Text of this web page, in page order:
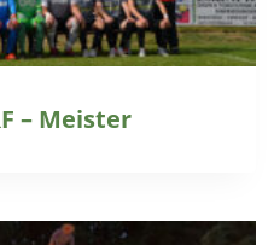
– Meister